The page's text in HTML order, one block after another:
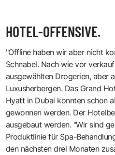
HOTEL-OFFENSIVE.
"Offline haben wir aber nicht
Schnabel. Nach wie vor
ausgewählten Drogerien, aber
Luxusherbergen. Das Grand
Hyatt in Dubai konnten schon
gewonnen werden. Der
ausgebaut werden. "Wir sind
Produktlinie für Spa-
den nächsten drei Monaten